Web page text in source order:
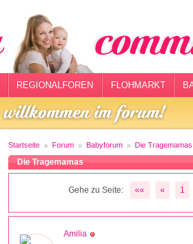
REGIONALFOREN FLOHMARKT
Startseite Forum Babyforum Die Tragemamas
Die Tragemamas
Gehe zu Seite: «« « 1
Amilia